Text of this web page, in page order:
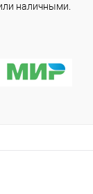
наличными.